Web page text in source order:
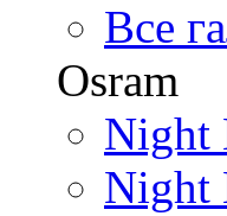
Все
Osram
Night
Night